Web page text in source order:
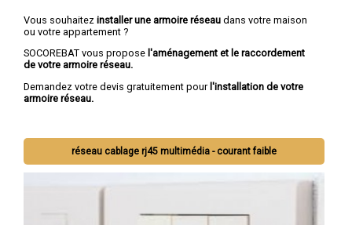
Vous souhaitez installer une armoire réseau dans votre maison
ou votre appartement ?
SOCOREBAT vous propose l'aménagement et le raccordement
de votre armoire réseau.
Demandez votre devis gratuitement pourl'installation de votre
armoire réseau.
réseau cablage rj45 multimédia - courant faible